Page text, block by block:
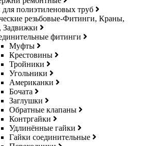
полиэтиленовых труб
резьбовые-Фитинги, Краны,
Задвижки
фитинги
Муфты
Крестовины
Тройники
Угольники
Американки
Бочата
Заглушки
Обратные клапаны
Контргайки
Удлинённые гайки
Гайки соединительные